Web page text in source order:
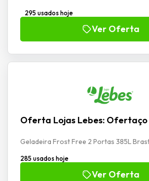
295 usados hoje
Ver Oferta
Oferta Lojas Lebes: Ofertaço
Geladeira Frost Free 2 Portas 385L
285 usados hoje
Ver Oferta